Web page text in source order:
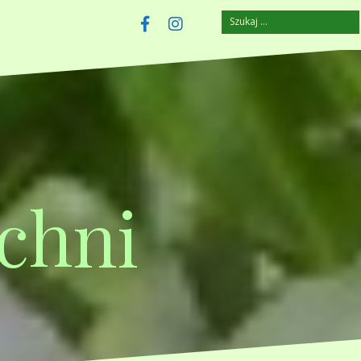
Instagram
szczuplejemy.pl
Szukaj: